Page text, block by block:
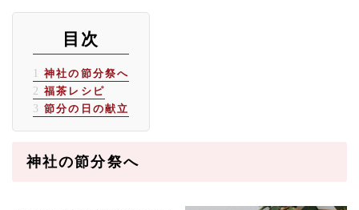
目次
1
神社の節分祭へ
2 福茶レシピ
3 節分の日の献立
神社の節分祭へ